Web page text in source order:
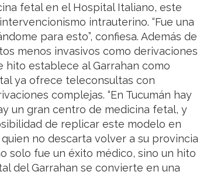
fetal en el Hospital Italiano, este
intrauterino. “Fue una
para esto”, confiesa. Además de
menos invasivos como derivaciones
establece al Garrahan como
ya ofrece teleconsultas con
complejas. “En Tucumán hay
un gran centro de medicina fetal, y
de replicar este modelo en
no descarta volver a su provincia
solo fue un éxito médico, sino un hito
del Garrahan se convierte en una